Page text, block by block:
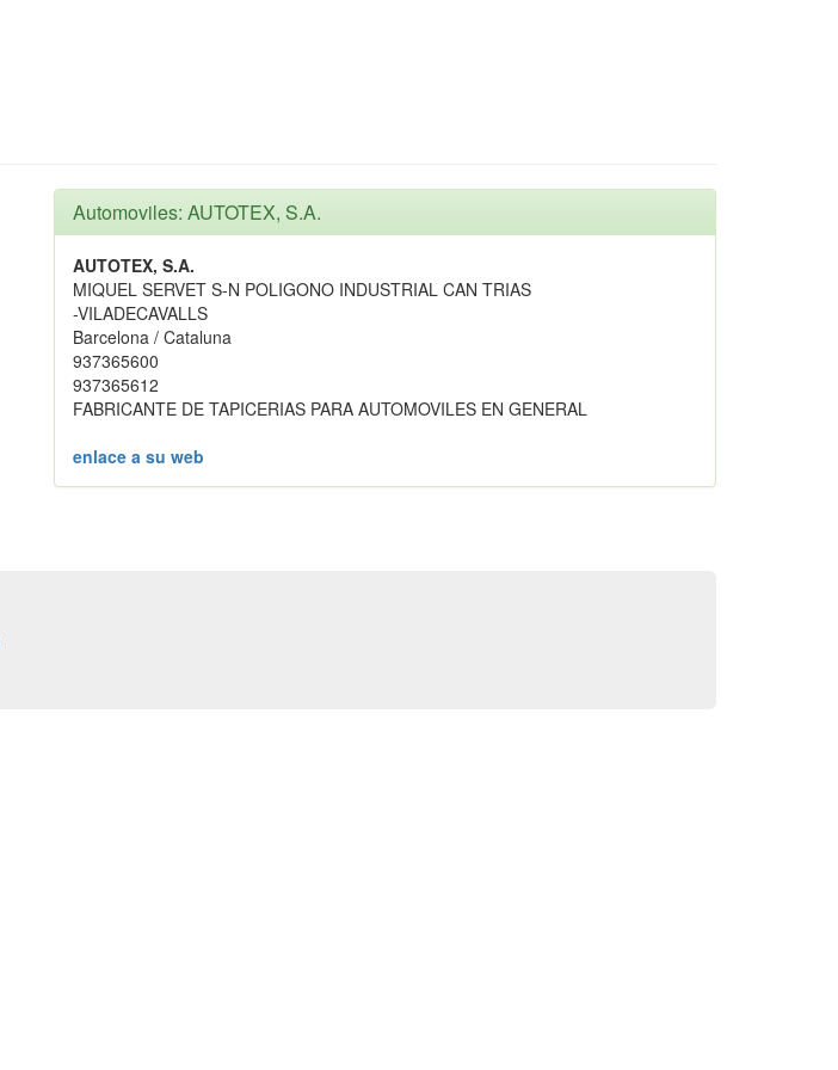
Automoviles: AUTOTEX, S.A.
AUTOTEX, S.A.
MIQUEL SERVET S-N POLIGONO INDUSTRIAL CAN TRIAS
-VILADECAVALLS
Barcelona / Cataluna
937365600
937365612
FABRICANTE DE TAPICERIAS PARA AUTOMOVILES EN GENERAL
enlace a su web